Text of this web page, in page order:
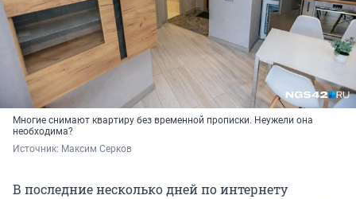
Многие снимают квартиру без временной прописки. Неужели она
необходима?
Источник: Максим Серков
В последние несколько дней по интернету